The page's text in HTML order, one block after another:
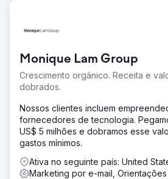
obteve insights de vendas em
tomada de decisão mais rápida e
crescimento sustentável.
Ir para a página da
Monique Lam Group
Crescimento orgânico. Receita e
dobrados.
Nossos clientes incluem
fornecedores de tecnologia.
US$ 5 milhões e dobramos esse
gastos mínimos.
Ativa no seguinte país: United
Marketing por e-mail,